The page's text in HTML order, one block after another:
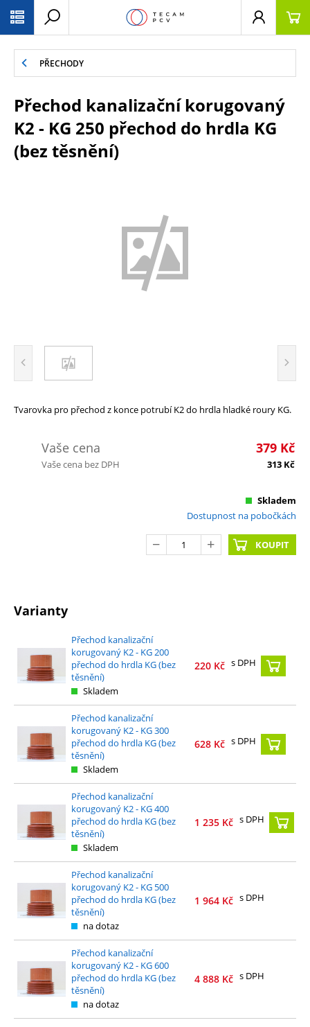
PŘECHODY
Přechod kanalizační korugovaný
K2 - KG 250 přechod do hrdla KG
(bez těsnění)
Tvarovka pro přechod z konce potrubí K2 do hrdla hladké roury KG.
Vaše cena 379 Kč
Vaše cena bez DPH 313 Kč
Skladem
Dostupnost na pobočkách
KOUPIT
Varianty
Přechod kanalizační
korugovaný K2 - KG 200
přechod do hrdla KG (bez
těsnění)
Skladem
220 Kč s DPH
Přechod kanalizační
korugovaný K2 - KG 300
přechod do hrdla KG (bez
těsnění)
Skladem
628 Kč s DPH
Přechod kanalizační
korugovaný K2 - KG 400
přechod do hrdla KG (bez
těsnění)
Skladem
1 235 Kč s DPH
Přechod kanalizační
korugovaný K2 - KG 500
přechod do hrdla KG (bez
těsnění)
na dotaz
1 964 Kč s DPH
Přechod kanalizační
korugovaný K2 - KG 600
přechod do hrdla KG (bez
těsnění)
na dotaz
4 888 Kč s DPH